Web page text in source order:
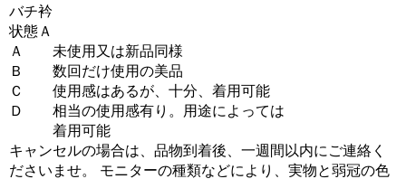
バチ衿
状態Ａ
Ａ 未使用又は新品同様
Ｂ 数回だけ使用の美品
Ｃ 使用感はあるが、十分、着用可能
Ｄ 相当の使用感有り。用途によっては
着用可能
キャンセルの場合は、品物到着後、一週間以内にご連絡く
ださいませ。 モニターの種類などにより、実物と弱冠の色